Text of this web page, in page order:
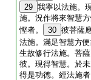
29 我寧以法施。
施。況作將來智慧
慳者。
30 彼菩薩
法施。滿足智慧方
生故修行法施。菩
彼。現得智慧。於
得是功徳。經法施